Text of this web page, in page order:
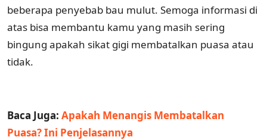
beberapa penyebab bau mulut. Semoga informasi di
atas bisa membantu kamu yang masih sering
bingung apakah sikat gigi membatalkan puasa atau
tidak.
Baca Juga: Apakah Menangis Membatalkan
Puasa? Ini Penjelasannya